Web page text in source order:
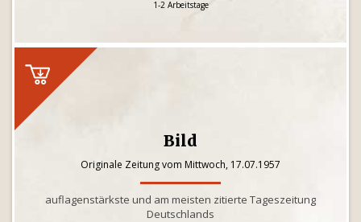
1-2 Arbeitstage
Bild
Originale Zeitung vom Mittwoch, 17.07.1957
auflagenstärkste und am meisten zitierte Tageszeitung
Deutschlands